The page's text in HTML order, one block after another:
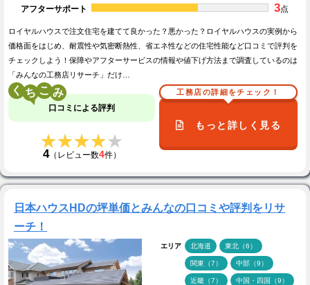
アフターサポート
3点
ロイヤルハウスで注文住宅を建てて良かった？悪かった？ロイヤルハウスの実例から
価格面をはじめ、耐震性や気密断熱性、省エネ性などの住宅性能など口コミで評判を
チェックしよう！保障やアフターサービスの情報や値下げ方法まで調査しているのは
「みんなの工務店リサーチ」だけ…
く こ
口コミによる評判
★★★★★
★★★★★
4（レビュー数4件）
工務店の詳細をチェック！
もっと詳しく見る
日本ハウスHDの坪単価とみんなの口コミや評判をリサ
ーチ！
エリア 北海道 東北（6）
関東（7） 中部（9）
近畿（7） 中国・四国（9）